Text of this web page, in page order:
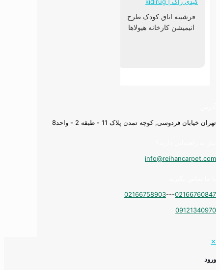
فرشینه اتاق کودک طرح
انیمیشن کارخانه هیولاها
تهران خیابان فردوسی, کوچه تمدن پلاک 11 - طبقه 2 - واحد8
info@reihancarpet.com
02166760847
---
02166758903
09121340970
✕
ورود